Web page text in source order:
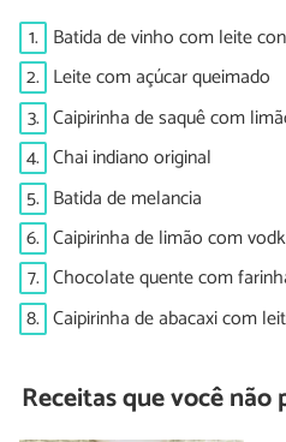
1. Batida de vinho com leite
2. Leite com açúcar queimado
3. Caipirinha de saquê com
4. Chai indiano original
5. Batida de melancia
6. Caipirinha de limão com
7. Chocolate quente com
8. Caipirinha de abacaxi com
Receitas que você não